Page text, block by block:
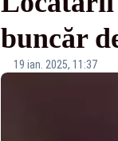
buncăr
19 ian. 2025, 11:37